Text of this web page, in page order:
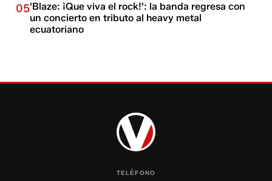
05'Blaze: ¡Que viva el rock!': la banda regresa con
un concierto en tributo al heavy metal
ecuatoriano
TELÉFONO